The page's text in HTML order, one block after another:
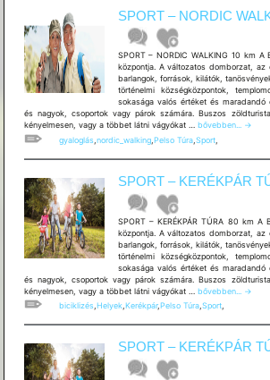
km
SPORT – NORDIC
SPORT – NORDIC WALKING 10 km
központja. A változatos domborzat, az
barlangok, források, kilátók,
történelmi községközpontok,
sokasága valós értéket és maradandó
és nagyok, csoportok vagy párok számára. Buszos
kényelmesen, vagy a többet látni vágyókat … SPORT
–
NORDIC
WALKING
km
bővebben... →
gyaloglás, nordic_walking, Pelso Túra, Sport,
SPORT – KERÉKPÁR
SPORT – KERÉKPÁR TÚRA 80 km A
központja. A változatos domborzat, az
barlangok, források, kilátók,
történelmi községközpontok,
sokasága valós értéket és maradandó
és nagyok, csoportok vagy párok számára. Buszos
kényelmesen, vagy a többet látni vágyókat … SPORT
KERÉKPÁR
TÚRA
km
bővebben...
→
biciklizés,Helyek,Kerékpár,Pelso Túra,Sport,
SPORT – KERÉKPÁR